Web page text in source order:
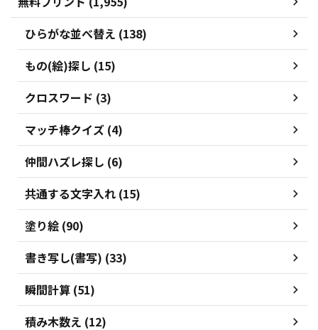
ひらがな並べ替え (138)
もの(絵)探し (15)
クロスワード (3)
マッチ棒クイズ (4)
仲間ハズレ探し (6)
共通する文字入れ (15)
塗り絵 (90)
書き写し(書写) (33)
瞬間計算 (51)
積み木数え (12)